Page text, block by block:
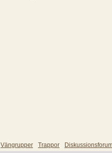
Vängrupper Trappor